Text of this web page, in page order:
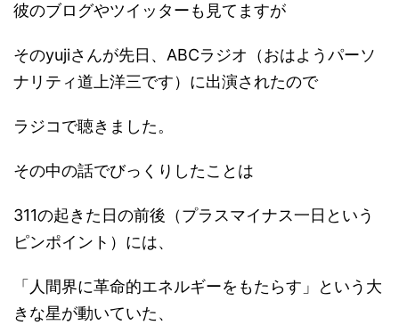
彼のブログやツイッターも見てますが
そのyujiさんが先日、ABCラジオ（おはようパーソ
ナリティ道上洋三です）に出演されたので
ラジコで聴きました。
その中の話でびっくりしたことは
311の起きた日の前後（プラスマイナス一日という
ピンポイント）には、
「人間界に革命的エネルギーをもたらす」という大
きな星が動いていた、